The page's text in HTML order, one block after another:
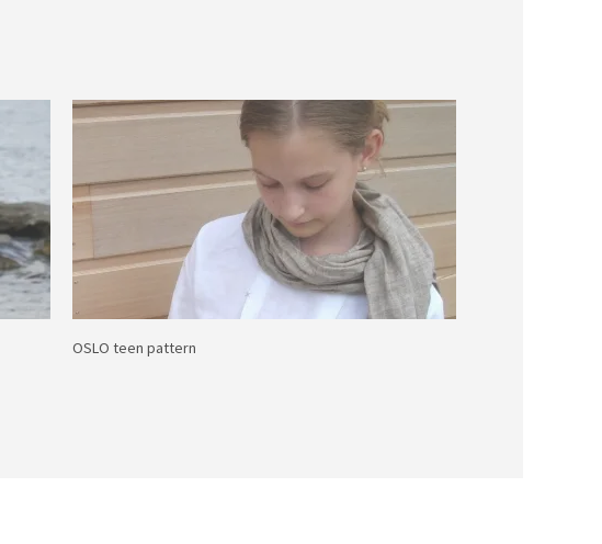
OSLO teen pattern